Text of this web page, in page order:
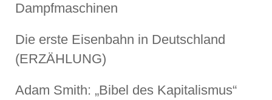
Dampfmaschinen
Die erste Eisenbahn in Deutschland
(ERZÄHLUNG)
Adam Smith: „Bibel des Kapitalismus“